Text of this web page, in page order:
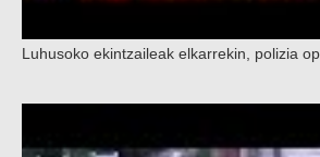
Luhusoko ekintzaileak elkarrekin, polizia